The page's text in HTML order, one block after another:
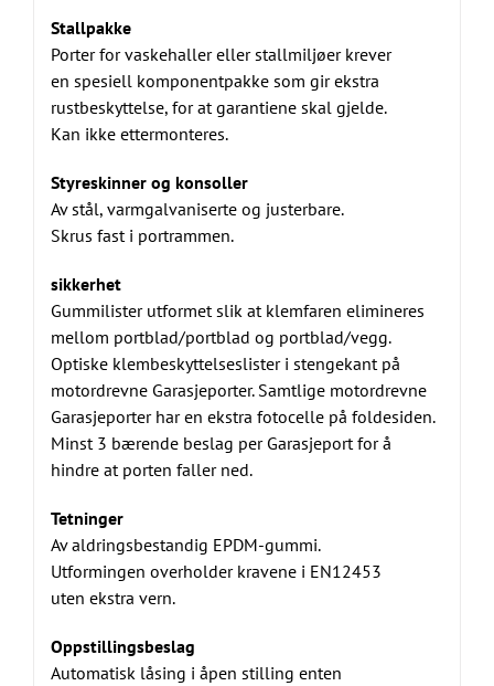
Stallpakke
Porter for vaskehaller eller stallmiljøer krever
en spesiell komponentpakke som gir ekstra
rustbeskyttelse, for at garantiene skal gjelde.
Kan ikke ettermonteres.
Styreskinner og konsoller
Av stål, varmgalvaniserte og justerbare.
Skrus fast i portrammen.
sikkerhet
Gummilister utformet slik at klemfaren elimineres
mellom portblad/portblad og portblad/vegg.
Optiske klembeskyttelseslister i stengekant på
motordrevne Garasjeporter. Samtlige motordrevne
Garasjeporter har en ekstra fotocelle på foldesiden.
Minst 3 bærende beslag per Garasjeport for å
hindre at porten faller ned.
Tetninger
Av aldringsbestandig EPDM-gummi.
Utformingen overholder kravene i EN12453
uten ekstra vern.
Oppstillingsbeslag
Automatisk låsing i åpen stilling enten